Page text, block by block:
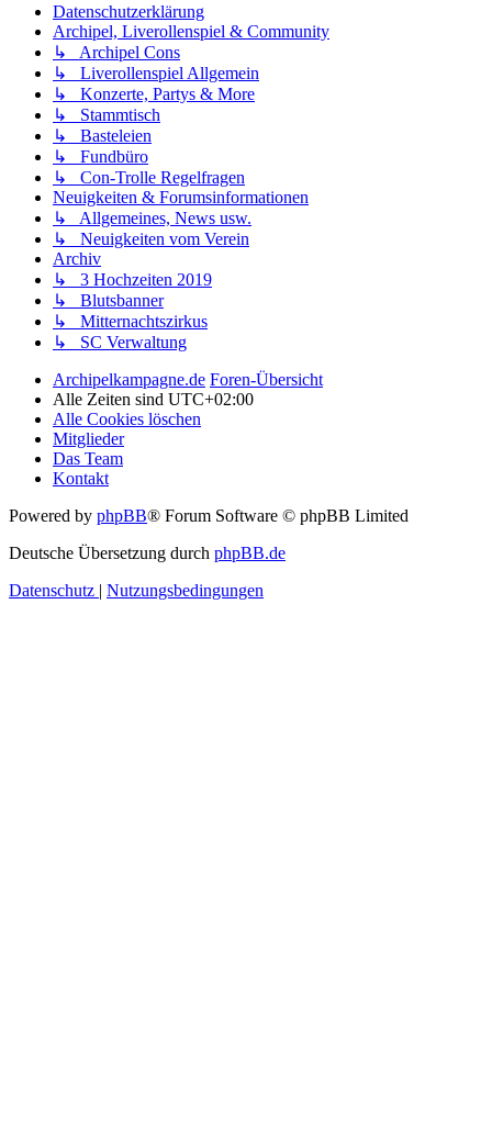
Datenschutzerklärung
Archipel, Liverollenspiel & Community
↳ Archipel Cons
↳ Liverollenspiel Allgemein
↳ Konzerte, Partys & More
↳ Stammtisch
↳ Basteleien
↳ Fundbüro
↳ Con-Trolle Regelfragen
Neuigkeiten & Forumsinformationen
↳ Allgemeines, News usw.
↳ Neuigkeiten vom Verein
Archiv
↳ 3 Hochzeiten 2019
↳ Blutsbanner
↳ Mitternachtszirkus
↳ SC Verwaltung
Archipelkampagne.de Foren-Übersicht
Alle Zeiten sind UTC+02:00
Alle Cookies löschen
Mitglieder
Das Team
Kontakt
Powered by phpBB® Forum Software © phpBB Limited
Deutsche Übersetzung durch phpBB.de
Datenschutz | Nutzungsbedingungen